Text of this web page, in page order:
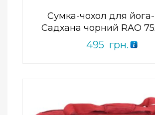
Сумка-чохол для
Садхана чорний RAO
495 грн.